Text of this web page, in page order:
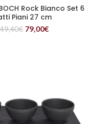
LEGGI TUTTO
BOCH Rock Bianco Set 6
Piani 27 cm
€ 79,00€